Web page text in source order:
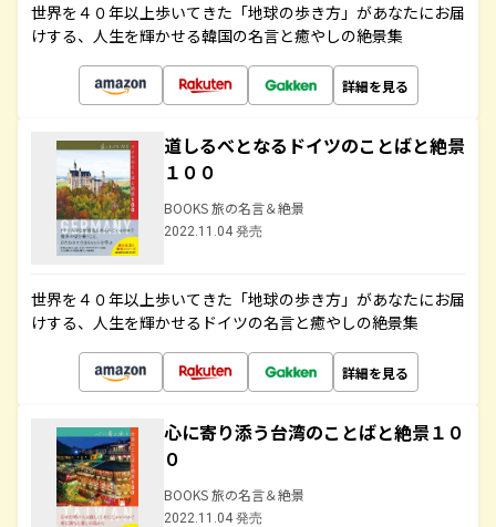
世界を４０年以上歩いてきた「地球の歩き方」があなたにお届
けする、人生を輝かせる韓国の名言と癒やしの絶景集
詳細を見る
道しるべとなるドイツのことばと絶景
１００
BOOKS 旅の名言＆絶景
2022.11.04 発売
世界を４０年以上歩いてきた「地球の歩き方」があなたにお届
けする、人生を輝かせるドイツの名言と癒やしの絶景集
詳細を見る
心に寄り添う台湾のことばと絶景１０
０
BOOKS 旅の名言＆絶景
2022.11.04 発売